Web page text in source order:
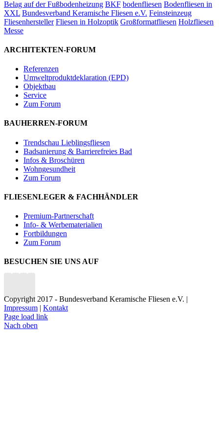
Belag auf der Fußbodenheizung BKF bodenfliesen Bodenfliesen in
XXL Bundesverband Keramische Fliesen e.V. Feinsteinzeug
Fliesenhersteller Fliesen in Holzoptik Großformatfliesen Holzfliesen
Messe
ARCHITEKTEN-FORUM
Referenzen
Umweltproduktdeklaration (EPD)
Objektbau
Service
Zum Forum
BAUHERREN-FORUM
Trendschau Lieblingsfliesen
Badsanierung & Barrierefreies Bad
Infos & Broschüren
Wohngesundheit
Zum Forum
FLIESENLEGER & FACHHÄNDLER
Premium-Partnerschaft
Info- & Werbematerialien
Fortbildungen
Zum Forum
BESUCHEN SIE UNS AUF
Copyright 2017 - Bundesverband Keramische Fliesen e.V. |
Impressum | Kontakt
Page load link
Nach oben